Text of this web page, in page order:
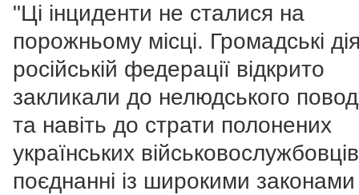
"Ці інциденти не сталися на
порожньому місці. Громадські
російській федерації відкрито
закликали до нелюдського
та навіть до страти полонених
українських
поєднанні із широкими